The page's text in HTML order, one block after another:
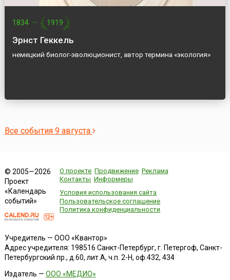
1834 — 1919
Эрнст Геккель
немецкий биолог-эволюционист, автор термина «экология»
Все события 9 августа
© 2005—2026
Проект
«Календарь
событий»
О проекте Продвижение Реклама
Контакты Информеры
Условия использования сайта
Пользовательское соглашение
Политика конфиденциальности
Учредитель — ООО «Квантор»
Адрес учредителя: 198516 Санкт-Петербург, г. Петергоф, Санкт-
Петербургский пр., д.60, лит.А, ч.п. 2-Н, оф.432, 434
Издатель — ООО «МЕДИО»